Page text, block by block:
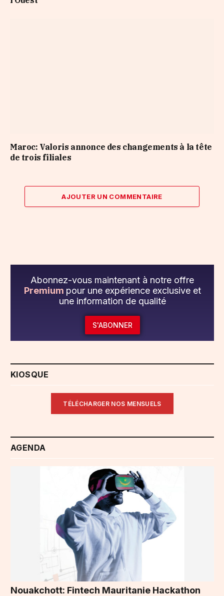
Maroc: Valoris annonce des changements à la tête
de trois filiales
AJOUTER UN COMMENTAIRE
Abonnez-vous maintenant à notre offre
Premium pour une expérience exclusive et
une information de qualité
S'ABONNER
KIOSQUE
TÉLÉCHARGER NOS MENSUELS
AGENDA
Nouakchott: Fintech Mauritanie Hackathon